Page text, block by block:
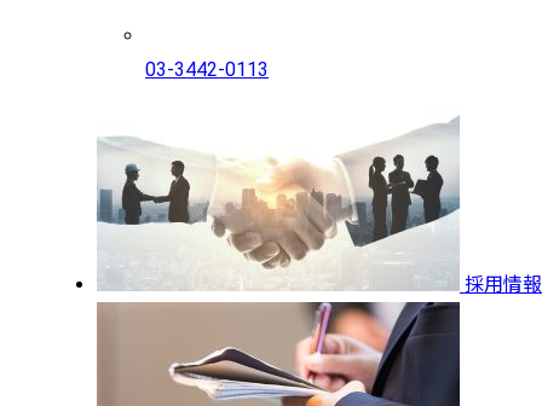
03-3442-0113
採用情報